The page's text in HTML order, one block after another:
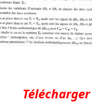
Télécharger